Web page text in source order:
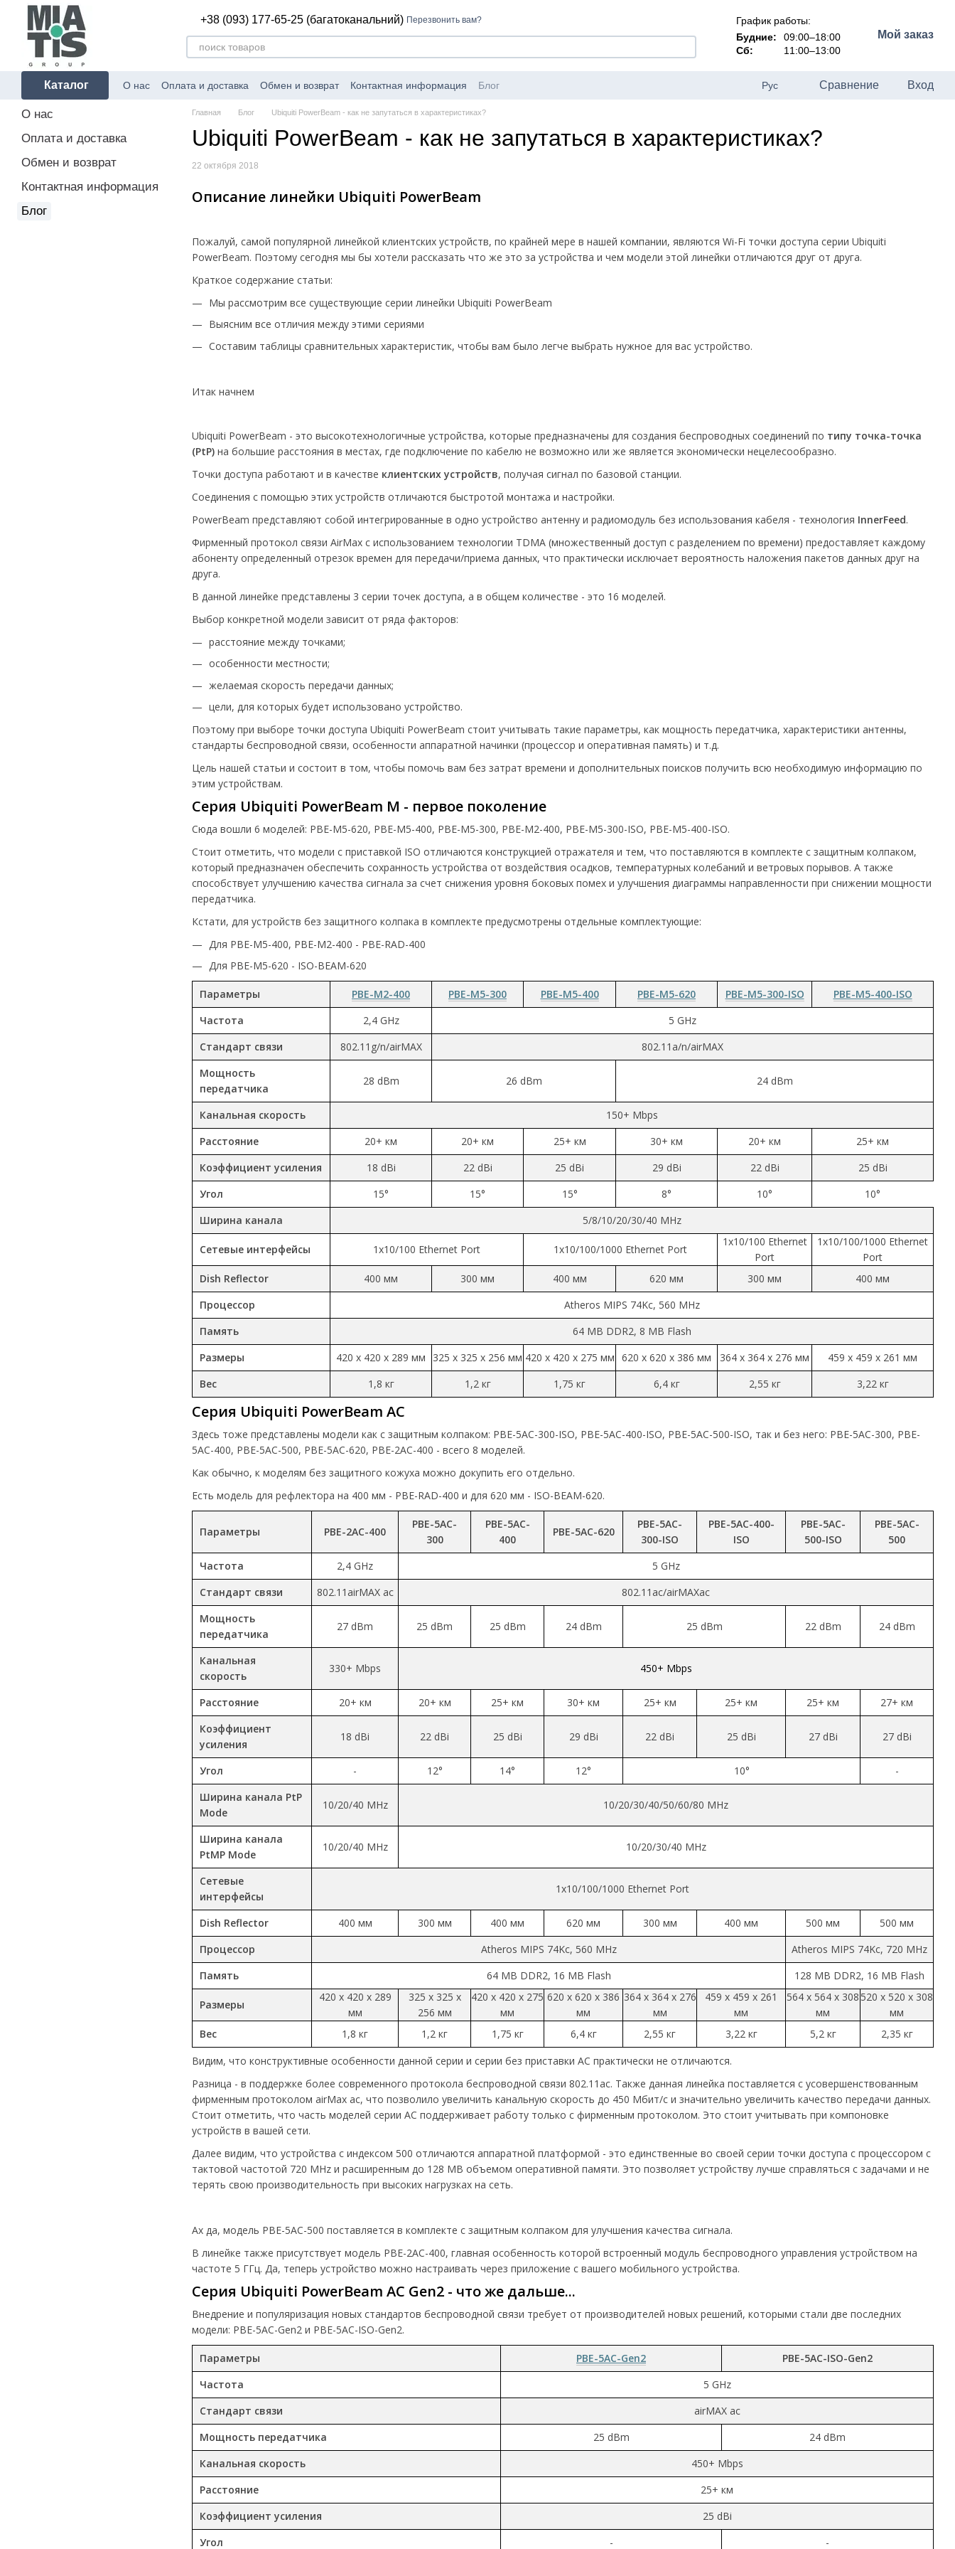
Перейти к основному контенту
+38 (093) 177-65-25 (багатоканальний) Перезвонить вам?
График работы:
Будние:
09:00–18:00
Сб:
11:00–13:00
Мой заказ
Каталог О нас Оплата и доставка Обмен и возврат Контактная информация Блог Рус Сравнение Вход
Главная Блог Ubiquiti PowerBeam - как не запутаться в характеристиках?
Ubiquiti PowerBeam - как не запутаться в характеристиках?
22 октября 2018
Описание линейки Ubiquiti PowerBeam
Пожалуй, самой популярной линейкой клиентских устройств, по крайней мере в нашей компании, являются Wi-Fi точки доступа серии Ubiquiti
PowerBeam. Поэтому сегодня мы бы хотели рассказать что же это за устройства и чем модели этой линейки отличаются друг от друга.
Краткое содержание статьи:
Мы рассмотрим все существующие серии линейки Ubiquiti PowerBeam
Выясним все отличия между этими сериями
Составим таблицы сравнительных характеристик, чтобы вам было легче выбрать нужное для вас устройство.
Итак начнем
Ubiquiti PowerBeam - это высокотехнологичные устройства, которые предназначены для создания беспроводных соединений по типу точка-точка
(PtP) на большие расстояния в местах, где подключение по кабелю не возможно или же является экономически нецелесообразно.
Точки доступа работают и в качестве клиентских устройств, получая сигнал по базовой станции.
Соединения с помощью этих устройств отличаются быстротой монтажа и настройки.
PowerBeam представляют собой интегрированные в одно устройство антенну и радиомодуль без использования кабеля - технология InnerFeed.
Фирменный протокол связи AirMax с использованием технологии TDMA (множественный доступ с разделением по времени) предоставляет каждому
абоненту определенный отрезок времен для передачи/приема данных, что практически исключает вероятность наложения пакетов данных друг на
друга.
В данной линейке представлены 3 серии точек доступа, а в общем количестве - это 16 моделей.
Выбор конкретной модели зависит от ряда факторов:
расстояние между точками;
особенности местности;
желаемая скорость передачи данных;
цели, для которых будет использовано устройство.
Поэтому при выборе точки доступа Ubiquiti PowerBeam стоит учитывать такие параметры, как мощность передатчика, характеристики антенны,
стандарты беспроводной связи, особенности аппаратной начинки (процессор и оперативная память) и т.д.
Цель нашей статьи и состоит в том, чтобы помочь вам без затрат времени и дополнительных поисков получить всю необходимую информацию по
этим устройствам.
Серия Ubiquiti PowerBeam M - первое поколение
Сюда вошли 6 моделей: PBE-M5-620, PBE-M5-400, PBE-M5-300, PBE-M2-400, PBE-M5-300-ISO, PBE-M5-400-ISO.
Стоит отметить, что модели с приставкой ISO отличаются конструкцией отражателя и тем, что поставляются в комплекте с защитным колпаком,
который предназначен обеспечить сохранность устройства от воздействия осадков, температурных колебаний и ветровых порывов. А также
способствует улучшению качества сигнала за счет снижения уровня боковых помех и улучшения диаграммы направленности при снижении мощности
передатчика.
Кстати, для устройств без защитного колпака в комплекте предусмотрены отдельные комплектующие:
Для PBE-M5-400, PBE-M2-400 - PBE-RAD-400
Для PBE-M5-620 - ISO-BEAM-620
Параметры PBE-M2-400 PBE-M5-300 PBE-M5-400 PBE-M5-620 PBE-M5-300-ISO
PBE-M5-400-ISO
Частота
2,4 GHz
5 GHz
Стандарт связи
802.11g/n/airMAX
802.11a/n/airMAX
Мощность
передатчика
28 dBm 26 dBm 24 dBm
Канальная скорость
150+ Mbps
Расстояние
20+ км 20+ км 25+ км 30+ км 20+ км
25+ км
Коэффициент усиления
18 dBi 22 dBi 25 dBi 29 dBi 22 dBi
25 dBi
Угол
15° 15° 15° 8° 10°
10°
Ширина канала
5/8/10/20/30/40 MHz
Сетевые интерфейсы 1х10/100 Ethernet Port 1х10/100/1000 Ethernet Port
1х10/100 Ethernet
Port
1х10/100/1000 Ethernet
Port
Dish Reflector
400 мм 300 мм 400 мм 620 мм 300 мм
400 мм
Процессор
Atheros MIPS 74Kc, 560 MHz
Память
64 MB DDR2, 8 MB Flash
Размеры
420 x 420 x 289 мм 325 x 325 x 256 мм 420 x 420 x 275 мм 620 x 620 x 386 мм 364 x 364 x 276 мм
459 x 459 x 261 мм
Вес
1,8 кг 1,2 кг 1,75 кг 6,4 кг 2,55 кг 3,22 кг
Серия Ubiquiti PowerBeam AC
Здесь тоже представлены модели как с защитным колпаком: PBE-5AC-300-ISO, PBE-5AC-400-ISO, PBE-5AC-500-ISO, так и без него: PBE-5AC-300, PBE-
5AC-400, PBE-5AC-500, PBE-5AC-620, PBE-2AC-400 - всего 8 моделей.
Как обычно, к моделям без защитного кожуха можно докупить его отдельно.
Есть модель для рефлектора на 400 мм - PBE-RAD-400 и для 620 мм - ISO-BEAM-620.
Параметры PBE-2AC-400
PBE-5AC-
300
PBE-5AC-
400
PBE-5AC-620
PBE-5AC-
300-ISO
PBE-5AC-400-
ISO
PBE-5AC-
500-ISO
PBE-5AC-
500
Частота
2,4 GHz
5 GHz
Стандарт связи
802.11airMAX ac
802.11ac/airMAXac
Мощность
передатчика
27 dBm 25 dBm 25 dBm 24 dBm 25 dBm 22 dBm 24 dBm
Канальная
скорость
330+ Mbps 450+ Mbps
Расстояние 20+ км 20+ км 25+ км 30+ км 25+ км 25+ км 25+ км
27+ км
Коэффициент
усиления
18 dBi 22 dBi 25 dBi 29 dBi 22 dBi 25 dBi 27 dBi 27 dBi
Угол - 12° 14° 12° 10°
-
Ширина канала PtP
Mode
10/20/40 MHz 10/20/30/40/50/60/80 MHz
Ширина канала
PtMP Mode
10/20/40 MHz 10/20/30/40 MHz
Сетевые
интерфейсы
1х10/100/1000 Ethernet Port
Dish Reflector 400 мм 300 мм 400 мм 620 мм 300 мм 400 мм 500 мм
500 мм
Процессор
Atheros MIPS 74Kc, 560 MHz
Atheros MIPS 74Kc, 720 MHz
Память
64 MB DDR2, 16 MB Flash 128 MB DDR2, 16 MB Flash
Размеры
420 x 420 x 289
мм
325 x 325 x
256 мм
420 x 420 x 275
мм
620 x 620 x 386
мм
364 x 364 x 276
мм
459 x 459 x 261
мм
564 x 564 x 308
мм
520 x 520 x 308
мм
Вес
1,8 кг 1,2 кг 1,75 кг 6,4 кг 2,55 кг 3,22 кг 5,2 кг 2,35 кг
Видим, что конструктивные особенности данной серии и серии без приставки AC практически не отличаются.
Разница - в поддержке более современного протокола беспроводной связи 802.11ac. Также данная линейка поставляется с усовершенствованным
фирменным протоколом airMax ac, что позволило увеличить канальную скорость до 450 Мбит/с и значительно увеличить качество передачи данных.
Стоит отметить, что часть моделей серии AC поддерживает работу только с фирменным протоколом. Это стоит учитывать при компоновке
устройств в вашей сети.
Далее видим, что устройства с индексом 500 отличаются аппаратной платформой - это единственные во своей серии точки доступа с процессором с
тактовой частотой 720 MHz и расширенным до 128 МВ объемом оперативной памяти. Это позволяет устройству лучше справляться с задачами и не
терять свою производительность при высоких нагрузках на сеть.
Ах да, модель PBE-5AC-500 поставляется в комплекте с защитным колпаком для улучшения качества сигнала.
В линейке также присутствует модель PBE-2AC-400, главная особенность которой встроенный модуль беспроводного управления устройством на
частоте 5 ГГц. Да, теперь устройство можно настраивать через приложение с вашего мобильного устройства.
Серия Ubiquiti PowerBeam AC Gen2 - что же дальше...
Внедрение и популяризация новых стандартов беспроводной связи требует от производителей новых решений, которыми стали две последних
модели: PBE-5AC-Gen2 и PBE-5AC-ISO-Gen2.
Параметры PBE-5AC-Gen2
PBE-5AC-ISO-Gen2
Частота
5 GHz
Стандарт связи
airMAX ac
Мощность передатчика
25 dBm
24 dBm
Канальная скорость
450+ Mbps
Расстояние
25+ км
Коэффициент усиления
25 dBi
Угол
- -
О нас
Оплата и доставка
Обмен и возврат
Контактная информация
Блог